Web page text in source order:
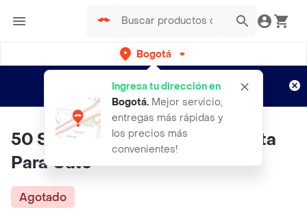
Bogotá
Ingresa tu dirección en
Bogotá. Mejor servicio,
entregas más rápidas y
los precios más
convenientes!
envíos gratis por semanas
Aplican TyC
50 Semillas Orgánicas De Menta
Para Gato
Agotado